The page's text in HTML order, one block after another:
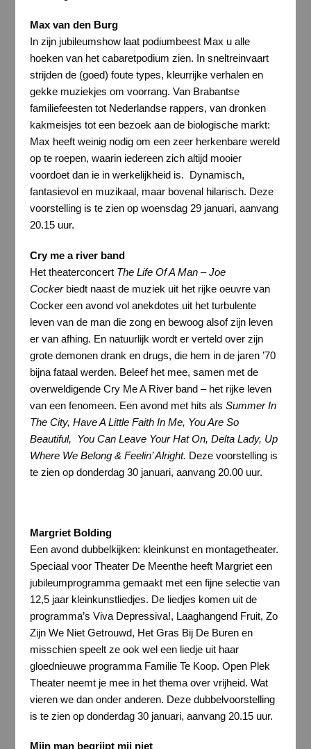
Max van den Burg
In zijn jubileumshow laat podiumbeest Max u alle
hoeken van het cabaretpodium zien. In sneltreinvaart
strijden de (goed) foute types, kleurrijke verhalen en
gekke muziekjes om voorrang. Van Brabantse
familiefeesten tot Nederlandse rappers, van dronken
kakmeisjes tot een bezoek aan de biologische markt:
Max heeft weinig nodig om een zeer herkenbare wereld
op te roepen, waarin iedereen zich altijd mooier
voordoet dan ie in werkelijkheid is. Dynamisch,
fantasievol en muzikaal, maar bovenal hilarisch. Deze
voorstelling is te zien op woensdag 29 januari, aanvang
20.15 uur.
Cry me a river band
Het theaterconcert The Life Of A Man – Joe
Cockerbiedt naast de muziek uit het rijke oeuvre van
Cocker een avond vol anekdotes uit het turbulente
leven van de man die zong en bewoog alsof zijn leven
er van afhing. En natuurlijk wordt er verteld over zijn
grote demonen drank en drugs, die hem in de jaren ’70
bijna fataal werden. Beleef het mee, samen met de
overweldigende Cry Me A River band – het rijke leven
van een fenomeen. Een avond met hits als Summer In
The City, Have A Little Faith In Me, You Are So
Beautiful, You Can Leave Your Hat On, Delta Lady, Up
Where We Belong & Feelin’ Alright. Deze voorstelling is
te zien op donderdag 30 januari, aanvang 20.00 uur.
Margriet Bolding
Een avond dubbelkijken: kleinkunst en montagetheater.
Speciaal voor Theater De Meenthe heeft Margriet een
jubileumprogramma gemaakt met een fijne selectie van
12,5 jaar kleinkunstliedjes. De liedjes komen uit de
programma’s Viva Depressiva!, Laaghangend Fruit, Zo
Zijn We Niet Getrouwd, Het Gras Bij De Buren en
misschien speelt ze ook wel een liedje uit haar
gloednieuwe programma Familie Te Koop. Open Plek
Theater neemt je mee in het thema over vrijheid. Wat
vieren we dan onder anderen. Deze dubbelvoorstelling
is te zien op donderdag 30 januari, aanvang 20.15 uur.
Mijn man begrijpt mij niet